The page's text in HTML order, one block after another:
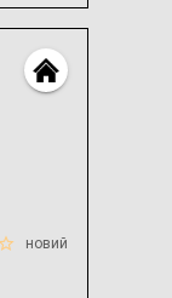
новий